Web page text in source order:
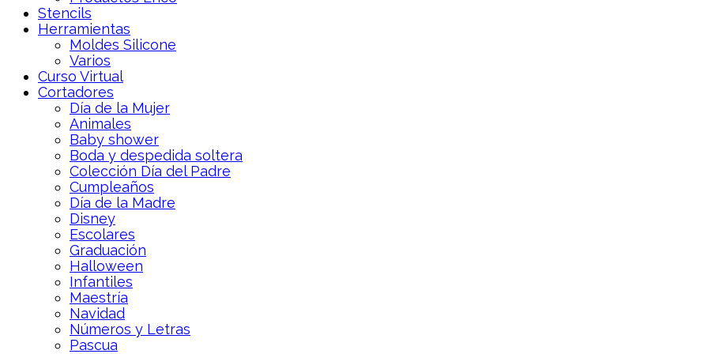
Stencils
Herramientas
Moldes Silicone
Varios
Curso Virtual
Cortadores
Día de la Mujer
Animales
Baby shower
Boda y despedida soltera
Colección Día del Padre
Cumpleaños
Día de la Madre
Disney
Escolares
Graduación
Halloween
Infantiles
Maestría
Navidad
Números y Letras
Pascua